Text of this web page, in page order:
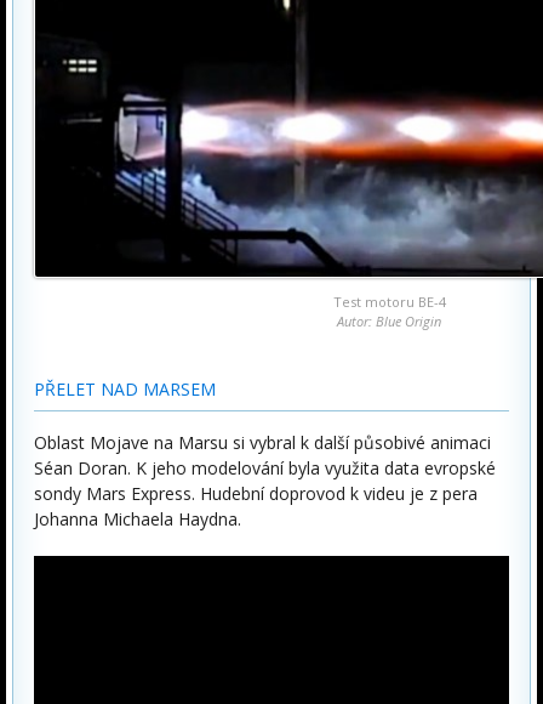
Test motoru BE-4
Autor: Blue Origin
PŘELET NAD MARSEM
Oblast Mojave na Marsu si vybral k další působivé animaci
Séan Doran. K jeho modelování byla využita data evropské
sondy Mars Express. Hudební doprovod k videu je z pera
Johanna Michaela Haydna.